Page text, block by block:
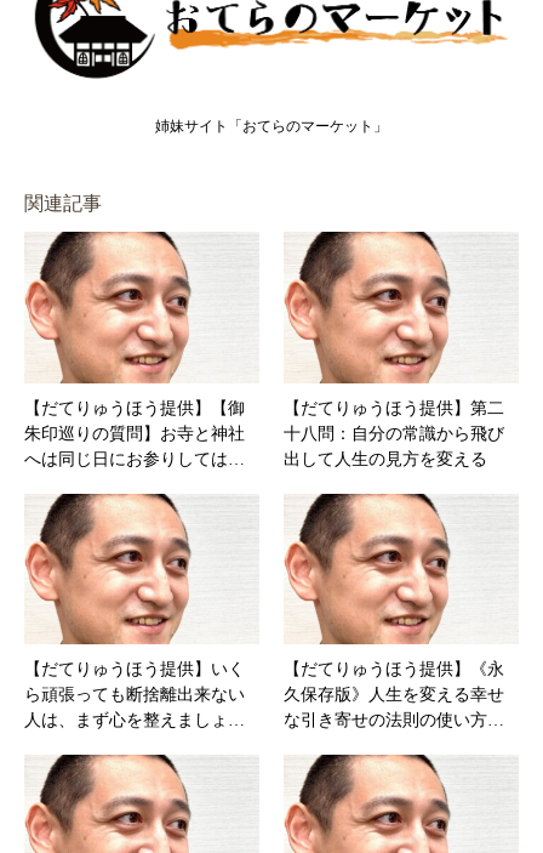
姉妹サイト「おてらのマーケット」
関連記事
【だてりゅうほう提供】【御
朱印巡りの質問】お寺と神社
へは同じ日にお参りしては…
【だてりゅうほう提供】第二
十八問：自分の常識から飛び
出して人生の見方を変える
【だてりゅうほう提供】いく
ら頑張っても断捨離出来ない
人は、まず心を整えましょ…
【だてりゅうほう提供】《永
久保存版》人生を変える幸せ
な引き寄せの法則の使い方…